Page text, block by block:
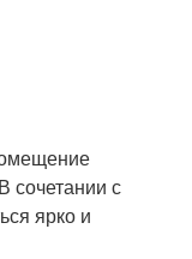
сочетании с
ярко и